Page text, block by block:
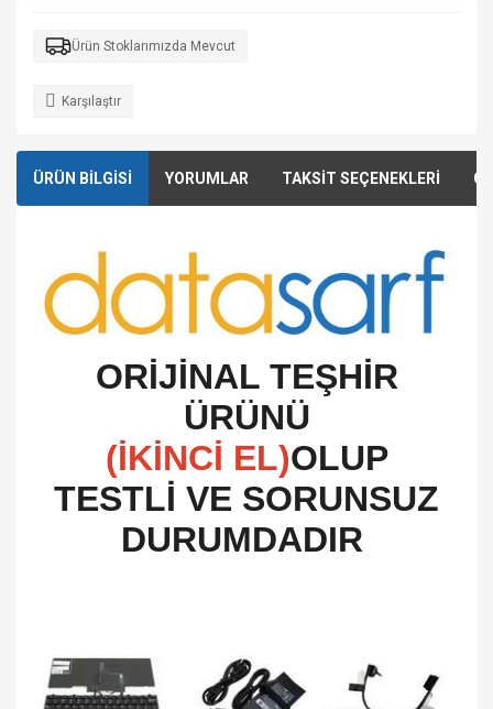
Ürün Stoklarımızda Mevcut
Karşılaştır
ÜRÜN BİLGİSİ YORUMLAR TAKSİT SEÇENEKLERİ
ORİJİNAL TEŞHİR
ÜRÜNÜ
(İKİNCİ EL)OLUP
TESTLİ VE SORUNSUZ
DURUMDADIR